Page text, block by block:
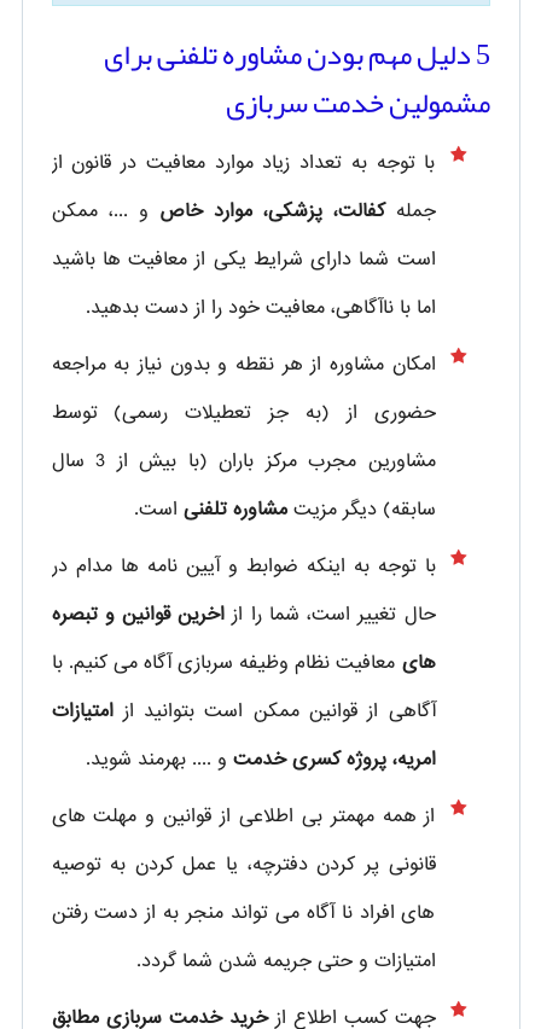
5 دلیل مهم بودن مشاوره تلفنی برای
مشمولین خدمت سربازی
با توجه به تعداد زیاد موارد معافیت در قانون از
جملهکفالت، پزشکی، موارد خاص و ...، ممکن
است شما دارای شرایط یکی از معافیت ها باشید
اما با ناآگاهی، معافیت خود را از دست بدهید.
امکان مشاوره از هر نقطه و بدون نیاز به مراجعه
حضوری از
(به جز تعطیلات رسمی) توسط
مشاورین مجرب مرکز باران (با بیش از 3 سال
سابقه) دیگر مزیتمشاوره تلفنی است.
با توجه به اینکه ضوابط و آیین نامه ها مدام در
حال تغییر است، شما را از اخرین قوانین و تبصره
های معافیت نظام وظیفه سربازی آگاه می کنیم. با
آگاهی از قوانین ممکن است بتوانید از امتیازات
امریه، پروژه کسری خدمت و .... بهرمند شوید.
از همه مهمتر بی اطلاعی از قوانین و مهلت های
قانونی پر کردن دفترچه، یا عمل کردن به توصیه
های افراد نا آگاه می تواند منجر به از دست رفتن
امتیازات و حتی جریمه شدن شما گردد.
جهت کسب اطلاع از خرید خدمت سربازی مطابق